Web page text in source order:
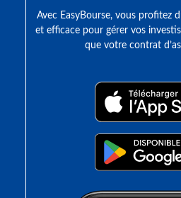
Avec EasyBourse, vous profitez
et efficace pour gérer vos
que votre contrat